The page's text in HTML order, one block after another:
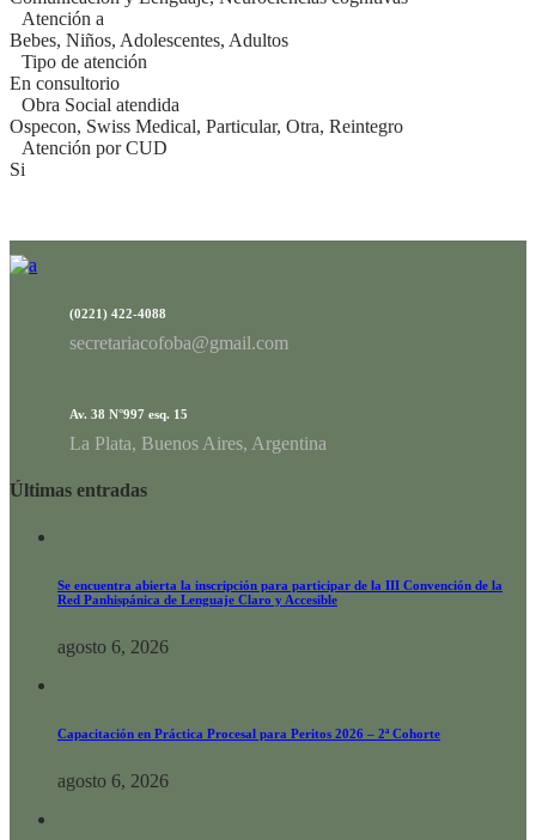
Atención a
Bebes, Niños, Adolescentes, Adultos
Tipo de atención
En consultorio
Obra Social atendida
Ospecon, Swiss Medical, Particular, Otra, Reintegro
Atención por CUD
Si
(0221) 422-4088
secretariacofoba@gmail.com
Av. 38 N°997 esq. 15
La Plata, Buenos Aires, Argentina
Últimas entradas
Se encuentra abierta la inscripción para participar de la III Convención de la
Red Panhispánica de Lenguaje Claro y Accesible
agosto 6, 2026
Capacitación en Práctica Procesal para Peritos 2026 – 2ª Cohorte
agosto 6, 2026